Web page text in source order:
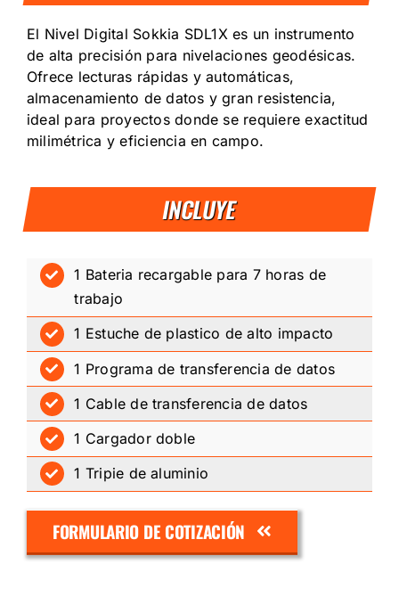
INCLUYE
El Nivel Digital Sokkia SDL1X es un instrumento
de alta precisión para nivelaciones geodésicas.
Ofrece lecturas rápidas y automáticas,
almacenamiento de datos y gran resistencia,
ideal para proyectos donde se requiere exactitud
milimétrica y eficiencia en campo.
1 Bateria recargable para 7 horas de
trabajo
1 Estuche de plastico de alto impacto
1 Programa de transferencia de datos
1 Cable de transferencia de datos
1 Cargador doble
1 Tripie de aluminio
FORMULARIO DE COTIZACIÓN